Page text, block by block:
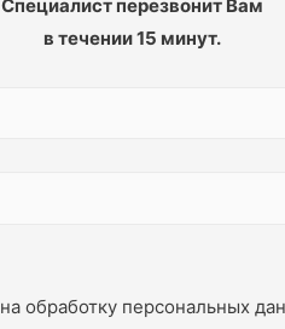
Специалист перезвонит Вам
в течении 15 минут.
на обработку персональных